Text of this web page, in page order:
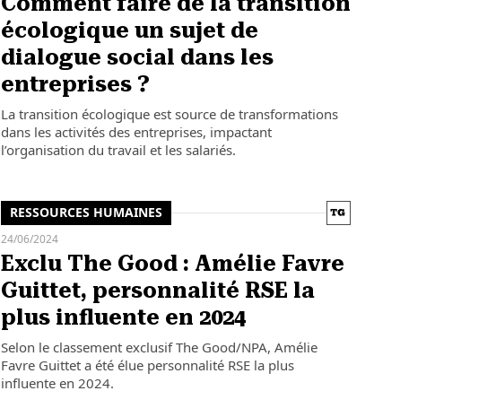
écologique un sujet de
dialogue social dans les
entreprises ?
La transition écologique est source de transformations
dans les activités des entreprises, impactant
l’organisation du travail et les salariés.
RESSOURCES HUMAINES
24/06/2024
Exclu The Good : Amélie Favre
Guittet, personnalité RSE la
plus influente en 2024
Selon le classement exclusif The Good/NPA, Amélie
Favre Guittet a été élue personnalité RSE la plus
influente en 2024.